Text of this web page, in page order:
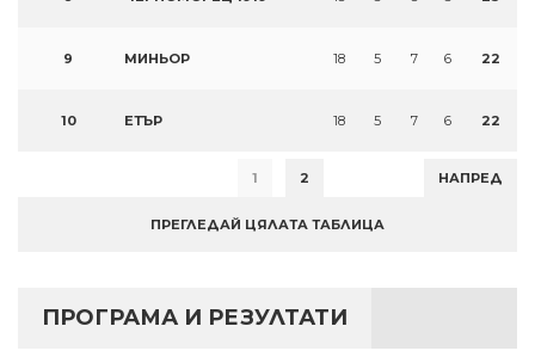
9 МИНЬОР 18 5 7 6 22
10 ЕТЪР 18 5 7 6 22
1 2 НАПРЕД
ПРЕГЛЕДАЙ ЦЯЛАТА ТАБЛИЦА
ПРОГРАМА И РЕЗУЛТАТИ